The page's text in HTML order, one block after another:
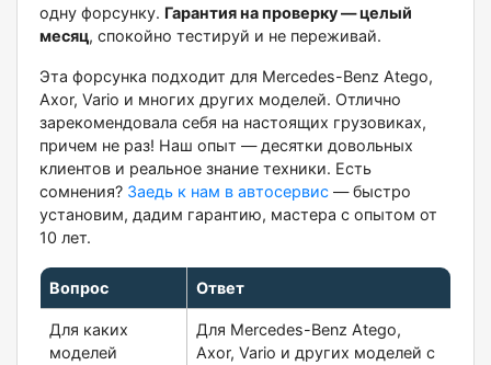
одну форсунку. Гарантия на проверку — целый
месяц, спокойно тестируй и не переживай.
Эта форсунка подходит для Mercedes-Benz Atego,
Axor, Vario и многих других моделей. Отлично
зарекомендовала себя на настоящих грузовиках,
причем не раз! Наш опыт — десятки довольных
клиентов и реальное знание техники. Есть
сомнения? Заедь к нам в автосервис — быстро
установим, дадим гарантию, мастера с опытом от
10 лет.
Вопрос Ответ
Для каких
моделей
Для Mercedes-Benz Atego,
Axor, Vario и других моделей с